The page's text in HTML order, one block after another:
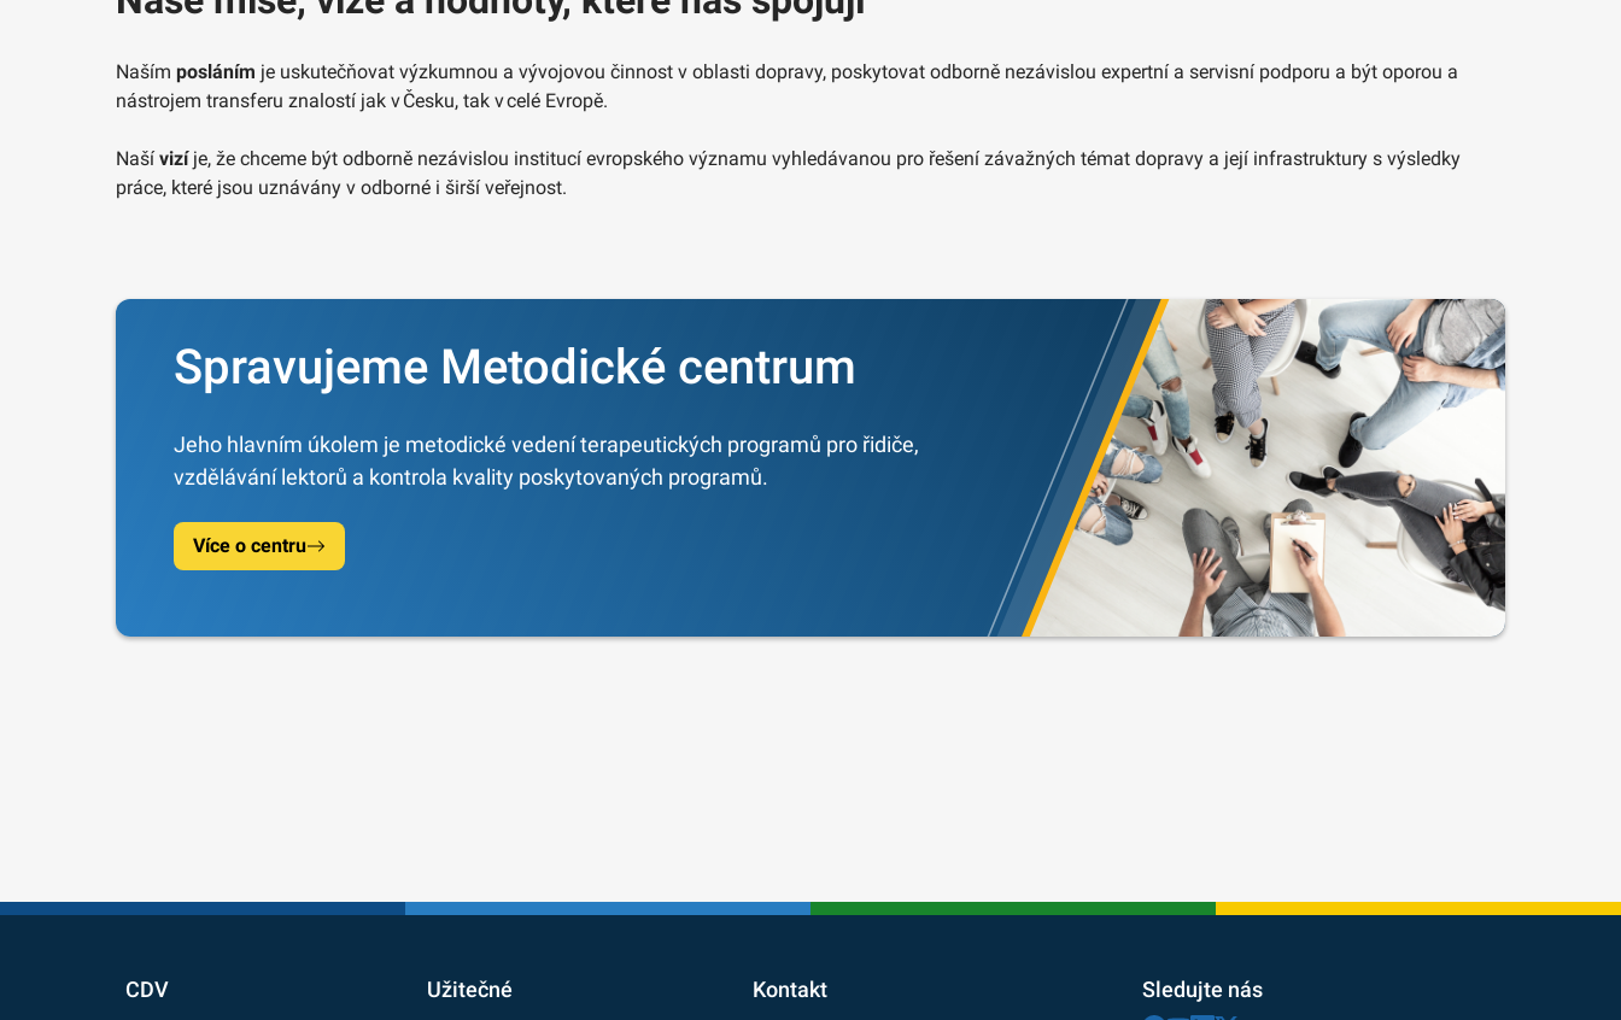
Naším posláním je uskutečňovat výzkumnou a vývojovou činnost v oblasti dopravy, poskytovat odborně nezávislou expertní a servisní podporu a být oporou a
nástrojem transferu znalostí jak v Česku, tak v celé Evropě.
Naší vizí je, že chceme být odborně nezávislou institucí evropského významu vyhledávanou pro řešení závažných témat dopravy a její infrastruktury s výsledky
práce, které jsou uznávány v odborné i širší veřejnost.
Spravujeme Metodické centrum
Jeho hlavním úkolem je metodické vedení terapeutických programů pro řidiče,
vzdělávání lektorů a kontrola kvality poskytovaných programů.
Více o centru
CDV Užitečné Kontakt Sledujte nás